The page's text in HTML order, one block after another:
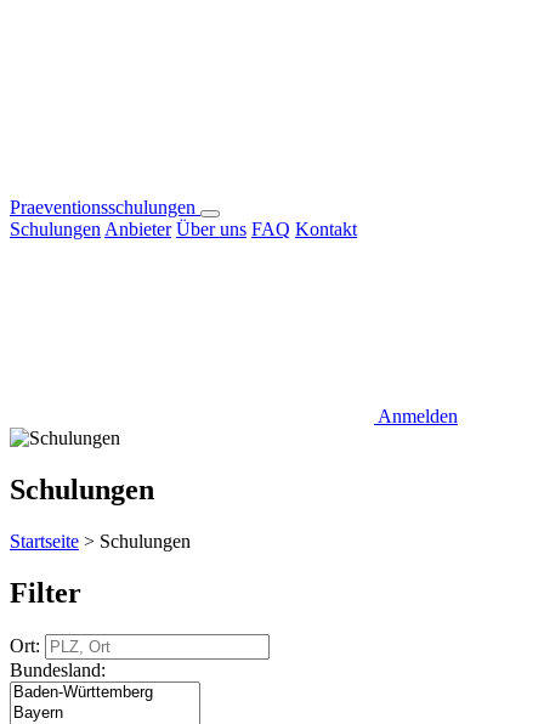
Praeventionsschulungen
Schulungen Anbieter Über uns FAQ Kontakt
Anmelden
Schulungen
Startseite > Schulungen
Filter
Ort:
Bundesland: